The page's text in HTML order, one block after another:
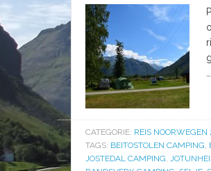
CATEGORIE: REIS
TAGS: BEITOSTOLEN CAMPING,
JOSTEDAL CAMPING,